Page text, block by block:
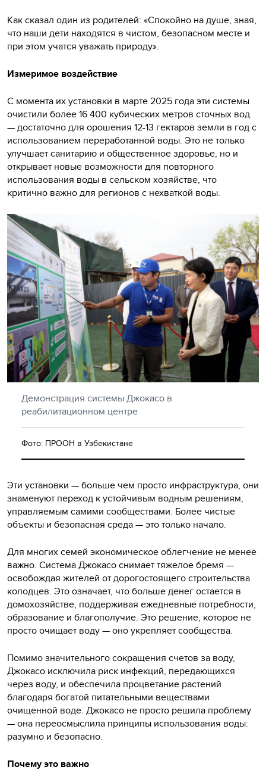
Как сказал один из родителей: «Спокойно на душе, зная,
что наши дети находятся в чистом, безопасном месте и
при этом учатся уважать природу».
Измеримое воздействие
С момента их установки в марте 2025 года эти системы
очистили более 16 400 кубических метров сточных вод
— достаточно для орошения 12-13 гектаров земли в год с
использованием переработанной воды. Это не только
улучшает санитарию и общественное здоровье, но и
открывает новые возможности для повторного
использования воды в сельском хозяйстве, что
критично важно для регионов с нехваткой воды.
Демонстрация системы Джокасо в
реабилитационном центре
Фото: ПРООН в Узбекистане
Эти установки — больше чем просто инфраструктура, они
знаменуют переход к устойчивым водным решениям,
управляемым самими сообществами. Более чистые
объекты и безопасная среда — это только начало.
Для многих семей экономическое облегчение не менее
важно. Система Джокасо снимает тяжелое бремя —
освобождая жителей от дорогостоящего строительства
колодцев. Это означает, что больше денег остается в
домохозяйстве, поддерживая ежедневные потребности,
образование и благополучие. Это решение, которое не
просто очищает воду — оно укрепляет сообщества.
Помимо значительного сокращения счетов за воду,
Джокасо исключила риск инфекций, передающихся
через воду, и обеспечила процветание растений
благодаря богатой питательными веществами
очищенной воде. Джокасо не просто решила проблему
— она переосмыслила принципы использования воды:
разумно и безопасно.
Почему это важно